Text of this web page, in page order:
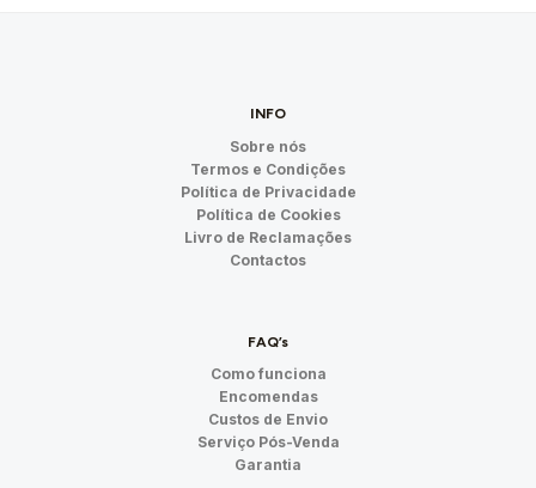
INFO
Sobre nós
Termos e Condições
Política de Privacidade
Política de Cookies
Livro de Reclamações
Contactos
FAQ’s
Como funciona
Encomendas
Custos de Envio
Serviço Pós-Venda
Garantia